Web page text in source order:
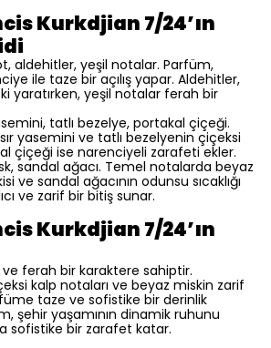
Kurkdjian 7/24’ın
aldehitler, yeşil notalar. Parfüm,
ile taze bir açılış yapar. Aldehitler,
yaratırken, yeşil notalar ferah bir
tatlı bezelye, portakal çiçeği.
yasemini ve tatlı bezelyenin çiçeksi
çiçeği ise narenciyeli zarafeti ekler.
sandal ağacı. Temel notalarda beyaz
ve sandal ağacının odunsu sıcaklığı
ve zarif bir bitiş sunar.
Kurkdjian 7/24’ın
ferah bir karaktere sahiptir.
kalp notaları ve beyaz miskin zarif
taze ve sofistike bir derinlik
şehir yaşamının dinamik ruhunu
sofistike bir zarafet katar.